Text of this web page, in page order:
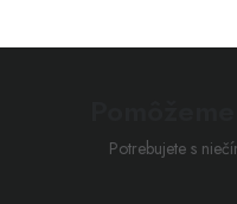
Potrebujete s